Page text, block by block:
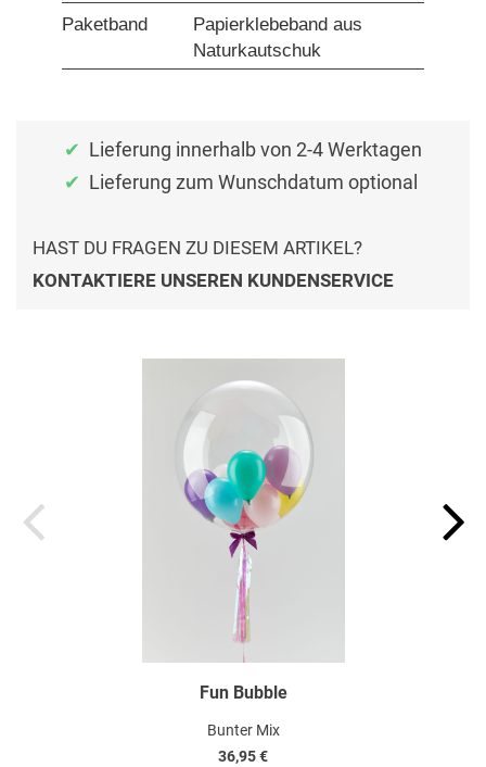
Paketband
Papierklebeband aus
Naturkautschuk
Lieferung innerhalb von 2-4 Werktagen
Lieferung zum Wunschdatum optional
HAST DU FRAGEN ZU DIESEM ARTIKEL?
KONTAKTIERE UNSEREN KUNDENSERVICE
Fun Bubble
Bunter Mix
36,95 €